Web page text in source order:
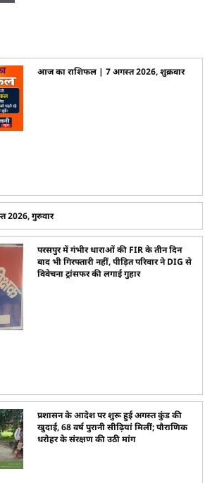
आज का राशिफल | 7 अगस्त 2026, शुक्रवार
गुरुवार
परसपुर में गंभीर धाराओं की FIR के तीन दिन
बाद भी गिरफ्तारी नहीं, पीड़ित परिवार ने DIG से
विवेचना ट्रांसफर की लगाई गुहार
प्रशासन के आदेश पर शुरू हुई अगस्त कुंड की
खुदाई, 68 वर्ष पुरानी सीढ़ियां मिलीं; पौराणिक
धरोहर के संरक्षण की उठी मांग